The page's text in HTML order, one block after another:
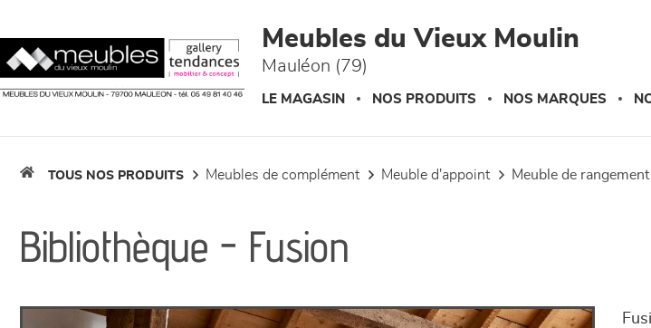
Meubles du Vieux Moulin
Mauléon (79)
LE MAGASIN NOS PRODUITS NOS MARQUES
TOUS NOS PRODUITS meubles de complément meuble d'appoint meuble de rangement
Bibliothèque - Fusion